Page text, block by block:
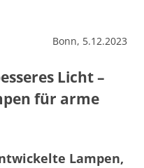
Bonn, 5.12.2023
Licht –
für arme
Lampen,